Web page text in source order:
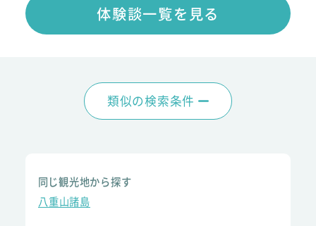
体験談一覧を見る
類似の検索条件
同じ観光地から探す
八重山諸島